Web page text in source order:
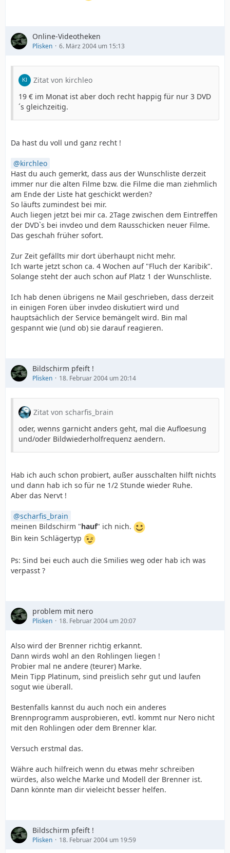
Online-Videotheken
Plisken 6. März 2004 um 15:13
Zitat von kirchleo
19 € im Monat ist aber doch recht happig für nur 3 DVD
´s gleichzeitig.
Da hast du voll und ganz recht !
kirchleo
Hast du auch gemerkt, dass aus der Wunschliste derzeit
immer nur die alten Filme bzw. die Filme die man ziehmlich
am Ende der Liste hat geschickt werden?
So läufts zumindest bei mir.
Auch liegen jetzt bei mir ca. 2Tage zwischen dem Eintreffen
der DVD`s bei invdeo und dem Rausschicken neuer Filme.
Das geschah früher sofort.
Zur Zeit gefällts mir dort überhaupt nicht mehr.
Ich warte jetzt schon ca. 4 Wochen auf "Fluch der Karibik".
Solange steht der auch schon auf Platz 1 der Wunschliste.
Ich hab denen übrigens ne Mail geschrieben, dass derzeit
in einigen Foren über invdeo diskutiert wird und
hauptsächlich der Service bemängelt wird. Bin mal
gespannt wie (und ob) sie darauf reagieren.
Bildschirm pfeift !
Plisken 18. Februar 2004 um 20:14
Zitat von scharfis_brain
oder, wenns garnicht anders geht, mal die Aufloesung
und/oder Bildwiederholfrequenz aendern.
Hab ich auch schon probiert, außer ausschalten hilft nichts
und dann hab ich so für ne 1/2 Stunde wieder Ruhe.
Aber das Nervt !
scharfis_brain
meinen Bildschirm "hauf" ich nich.
Bin kein Schlägertyp
Ps: Sind bei euch auch die Smilies weg oder hab ich was
verpasst ?
problem mit nero
Plisken 18. Februar 2004 um 20:07
Also wird der Brenner richtig erkannt.
Dann wirds wohl an den Rohlingen liegen !
Probier mal ne andere (teurer) Marke.
Mein Tipp Platinum, sind preislich sehr gut und laufen
sogut wie überall.
Bestenfalls kannst du auch noch ein anderes
Brennprogramm ausprobieren, evtl. kommt nur Nero nicht
mit den Rohlingen oder dem Brenner klar.
Versuch erstmal das.
Währe auch hilfreich wenn du etwas mehr schreiben
würdes, also welche Marke und Modell der Brenner ist.
Dann könnte man dir vieleicht besser helfen.
Bildschirm pfeift !
Plisken 18. Februar 2004 um 19:59